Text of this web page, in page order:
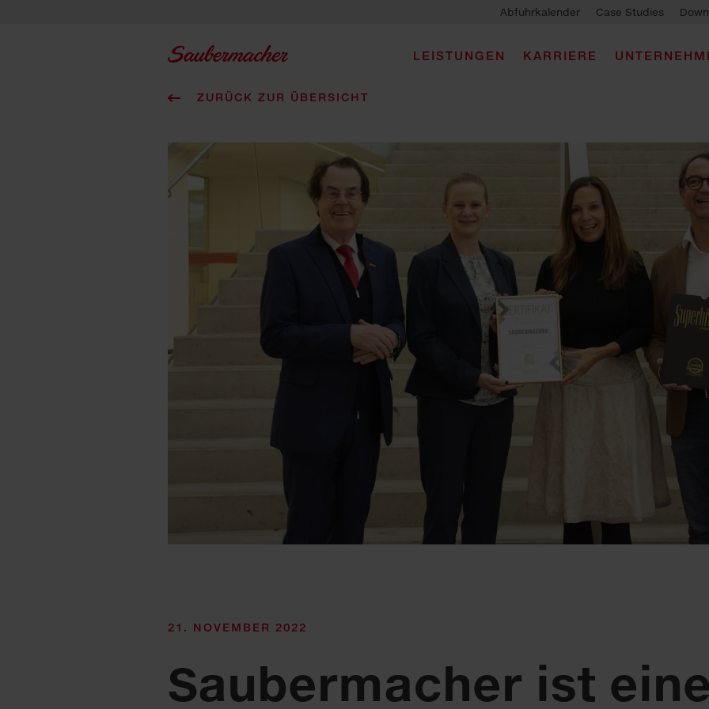
Abfuhrkalender Case Studies
LEISTUNGEN KARRIERE
ZURÜCK ZUR ÜBERSICHT
21. NOVEMBER 2022
Saubermacher ist